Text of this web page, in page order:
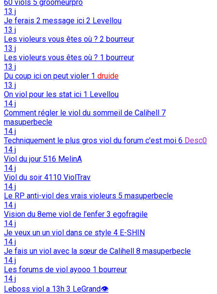
60 viols 5 groomeurpro
13 j
Je ferais 2 message ici 2 Levellou
13 j
Les violeurs vous êtes où ? 2 bourreur
13 j
Les violeurs vous êtes où ? 1 bourreur
13 j
Du coup ici on peut violer 1 druide
13 j
On viol pour les stat ici 1 Levellou
14 j
Comment régler le viol du sommeil de Calihell 7
masuperbecle
14 j
Techniquement le plus gros viol du forum c'est moi 6 Desc0
14 j
Viol du jour 516 MelinA
14 j
Viol du soir 4110 ViolTrav
14 j
Le RP anti-viol des vrais violeurs 5 masuperbecle
14 j
Vision du 8eme viol de l'enfer 3 egofragile
14 j
Je veux un un viol dans ce style 4 E-SHIN
14 j
Je fais un viol avec la sœur de Calihell 8 masuperbecle
14 j
Les forums de viol ayooo 1 bourreur
14 j
Leboss viol a 13h 3 LeGrand👁️